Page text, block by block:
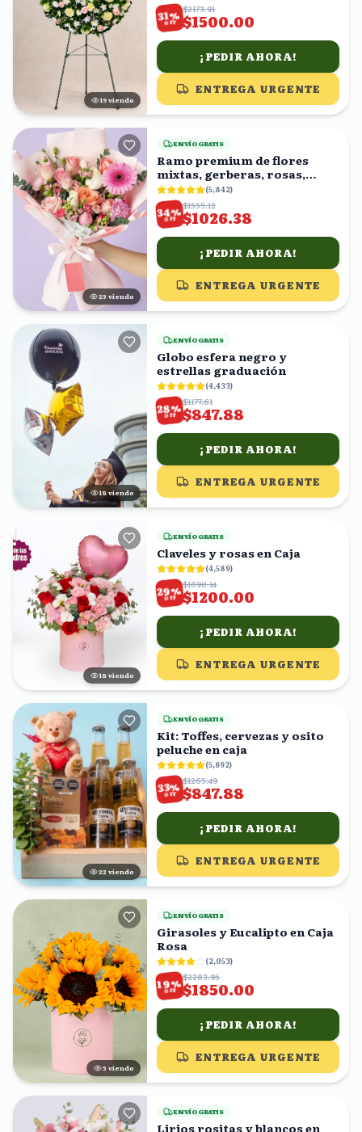
18 viendo
31%
OFF
$2173.91
$1500.00
¡PEDIR AHORA!
ENTREGA URGENTE
25 viendo
ENVÍO GRATIS
Ramo premium de flores
mixtas, gerberas, rosas,
claveles(5,842)
34%
OFF
$1555.12
$1026.38
¡PEDIR AHORA!
ENTREGA URGENTE
18 viendo
ENVÍO GRATIS
Globo esfera negro y
estrellas graduación
(4,433)
28%
OFF
$1177.61
$847.88
¡PEDIR AHORA!
ENTREGA URGENTE
18 viendo
ENVÍO GRATIS
Claveles y rosas en Caja
(4,589)
29%
OFF
$1690.14
$1200.00
¡PEDIR AHORA!
ENTREGA URGENTE
21 viendo
ENVÍO GRATIS
Kit: Toffes, cervezas y osito
peluche en caja
(5,692)
33%
OFF
$1265.49
$847.88
¡PEDIR AHORA!
ENTREGA URGENTE
4 viendo
ENVÍO GRATIS
Girasoles y Eucalipto en Caja
Rosa
(2,053)
19%
OFF
$2283.95
$1850.00
¡PEDIR AHORA!
ENTREGA URGENTE
ENVÍO GRATIS
Lirios rositas y blancos en